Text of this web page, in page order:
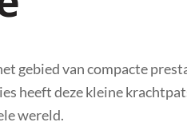
gebied van compacte
heeft deze kleine
wereld.